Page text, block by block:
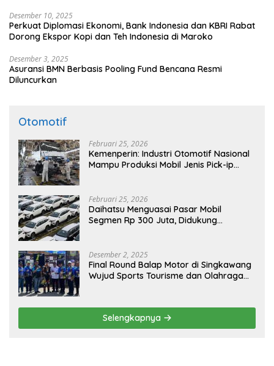
Desember 10, 2025
Perkuat Diplomasi Ekonomi, Bank Indonesia dan KBRI Rabat
Dorong Ekspor Kopi dan Teh Indonesia di Maroko
Desember 3, 2025
Asuransi BMN Berbasis Pooling Fund Bencana Resmi
Diluncurkan
Otomotif
Februari 25, 2026
Kemenperin: Industri Otomotif Nasional
Mampu Produksi Mobil Jenis Pick-ip
Februari 25, 2026
Daihatsu Menguasai Pasar Mobil
Segmen Rp 300 Juta, Didukung
Desember 2, 2025
Final Round Balap Motor di Singkawang
Wujud Sports Tourisme dan Olahraga
Selengkapnya